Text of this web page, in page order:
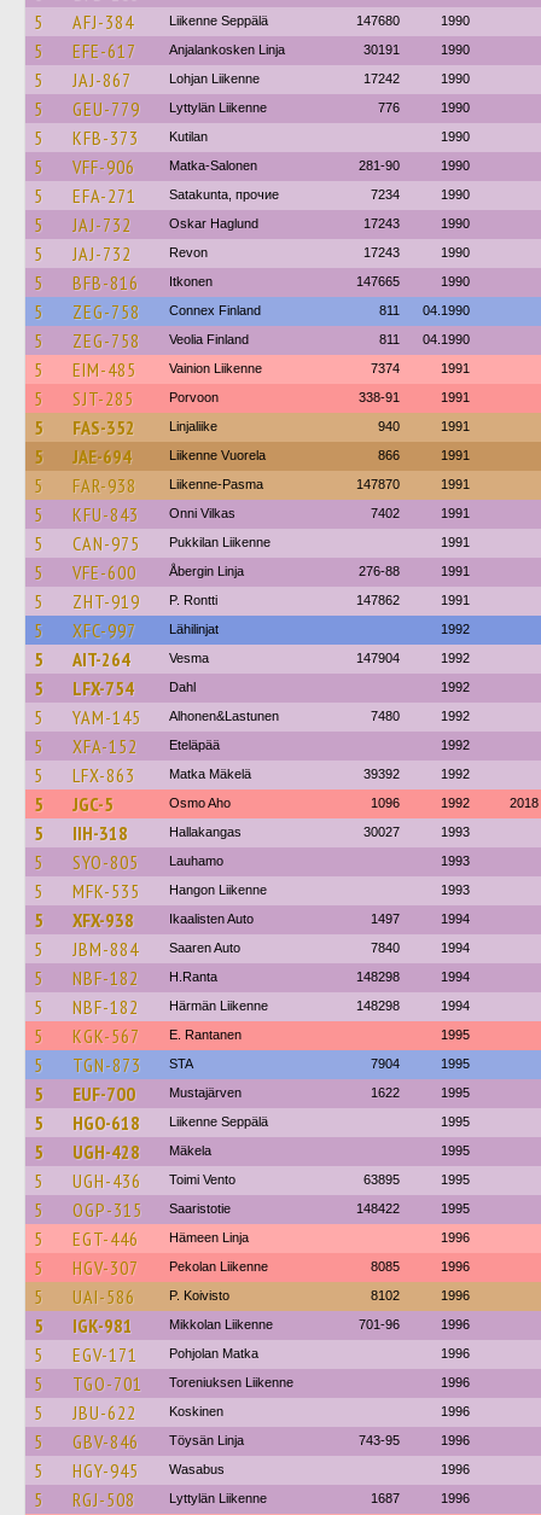
5
AFJ-384 Liikenne Seppälä 147680 1990
5 EFE-617 Anjalankosken Linja 30191 1990
5 JAJ-867 Lohjan Liikenne 17242 1990
5 GEU-779 Lyttylän Liikenne 776 1990
5 KFB-373 Kutilan 1990
5 VFF-906 Matka-Salonen 281-90 1990
5 EFA-271 Satakunta, прочие 7234 1990
5 JAJ-732 Oskar Haglund 17243 1990
5 JAJ-732 Revon 17243 1990
5 BFB-816 Itkonen 147665 1990
5 ZEG-758 Connex Finland 811 04.1990
5 ZEG-758 Veolia Finland 811 04.1990
5 EIM-485 Vainion Liikenne 7374 1991
5 SJT-285 Porvoon 338-91 1991
5 FAS-352 Linjaliike 940 1991
5 JAE-694 Liikenne Vuorela 866 1991
5 FAR-938 Liikenne-Pasma 147870 1991
5 KFU-843 Onni Vilkas 7402 1991
5 CAN-975 Pukkilan Liikenne 1991
5 VFE-600 Åbergin Linja 276-88 1991
5 ZHT-919 P. Rontti 147862 1991
5 XFC-997 Lähilinjat 1992
5 AIT-264 Vesma 147904 1992
5 LFX-754 Dahl 1992
5 YAM-145 Alhonen&Lastunen 7480 1992
5 XFA-152 Eteläpää 1992
5 LFX-863 Matka Mäkelä 39392 1992
5 JGC-5 Osmo Aho 1096 1992 2018
5 IIH-318 Hallakangas 30027 1993
5 SYO-805 Lauhamo 1993
5 MFK-535 Hangon Liikenne 1993
5 XFX-938 Ikaalisten Auto 1497 1994
5 JBM-884 Saaren Auto 7840 1994
5 NBF-182 H.Ranta 148298 1994
5 NBF-182 Härmän Liikenne 148298 1994
5 KGK-567 E. Rantanen 1995
5 TGN-873 STA 7904 1995
5 EUF-700 Mustajärven 1622 1995
5 HGO-618 Liikenne Seppälä 1995
5 UGH-428 Mäkela 1995
5 UGH-436 Toimi Vento 63895 1995
5 OGP-315 Saaristotie 148422 1995
5 EGT-446 Hämeen Linja 1996
5 HGV-307 Pekolan Liikenne 8085 1996
5 UAI-586 P. Koivisto 8102 1996
5 IGK-981 Mikkolan Liikenne 701-96 1996
5 EGV-171 Pohjolan Matka 1996
5 TGO-701 Toreniuksen Liikenne 1996
5 JBU-622 Koskinen 1996
5 GBV-846 Töysän Linja 743-95 1996
5 HGY-945 Wasabus 1996
5 RGJ-508 Lyttylän Liikenne 1687 1996